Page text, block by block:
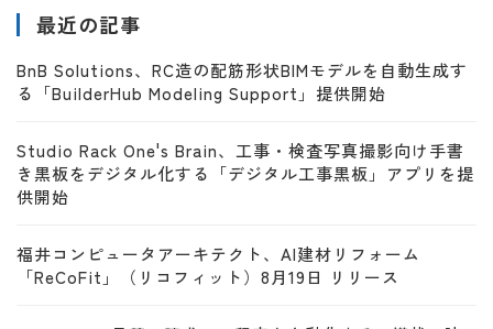
最近の記事
BnB Solutions、RC造の配筋形状BIMモデルを自動生成す
る「BuilderHub Modeling Support」提供開始
Studio Rack One's Brain、工事・検査写真撮影向け手書
き黒板をデジタル化する「デジタル工事黒板」アプリを提
供開始
福井コンピュータアーキテクト、AI建材リフォーム
「ReCoFit」（リコフィット）8月19日 リリース